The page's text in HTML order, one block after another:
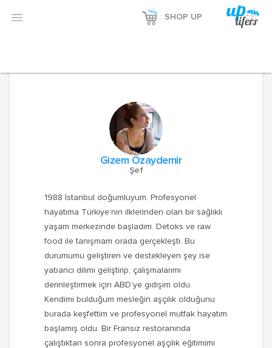
 SHOP UP
Gizem Özaydemir
Şef
1988 İstanbul doğumluyum. Profesyonel
hayatıma Türkiye’nin ilklerinden olan bir sağlıklı
yaşam merkezinde başladım. Detoks ve raw
food ile tanışmam orada gerçekleşti. Bu
durumumu geliştiren ve destekleyen şey ise
yabancı dilimi geliştirip, çalışmalarımı
derinleştirmek için ABD’ye gidişim oldu.
Kendimi bulduğum mesleğin aşçılık olduğunu
burada keşfettim ve profesyonel mutfak hayatım
başlamış oldu. Bir Fransız restoranında
çalıştıktan sonra profesyonel aşçılık eğitimimi